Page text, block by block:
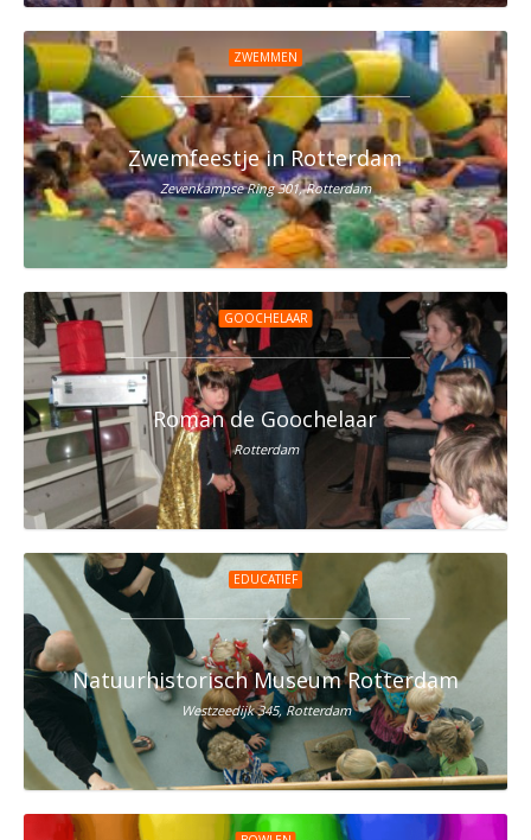
ZWEMMEN
Zwemfeestje in Rotterdam
Zevenkampse Ring 301, Rotterdam
GOOCHELAAR
Roman de Goochelaar
Rotterdam
EDUCATIEF
Natuurhistorisch Museum Rotterdam
Westzeedijk 345, Rotterdam